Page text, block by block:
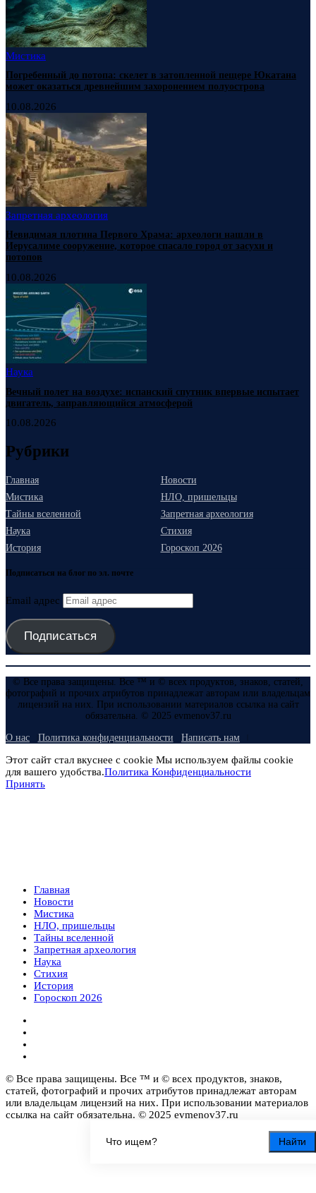
Найти
Мистика
Погребенный до потопа: скелет в затопленной пещере Юкатана
может оказаться древнейшим захоронением полуострова
10.08.2026
Запретная археология
Невидимая плотина Первого Храма: археологи нашли в
Иерусалиме сооружение, которое спасало город от засухи и
потопов
10.08.2026
Наука
Вечный полет на воздухе: испанский спутник впервые испытает
двигатель, заправляющийся атмосферой
10.08.2026
Рубрики
Главная
Новости
Мистика
НЛО, пришельцы
Тайны вселенной
Запретная археология
Наука
Стихия
История
Гороскоп 2026
Подписаться на блог по эл. почте
Email адрес
Подписаться
© Все права защищены. Все ™ и © всех продуктов, знаков, статей,
фотографий и прочих атрибутов принадлежат авторам или владельцам
лицензий на них. При использовании материалов ссылка на сайт
обязательна. © 2025 evmenov37.ru
О нас Политика конфиденциальности Написать нам
Этот сайт стал вкуснее с cookie Мы используем файлы cookie
для вашего удобства.Политика Конфиденциальности
Принять
Главная
Новости
Мистика
НЛО, пришельцы
Тайны вселенной
Запретная археология
Наука
Стихия
История
Гороскоп 2026
© Все права защищены. Все ™ и © всех продуктов, знаков,
статей, фотографий и прочих атрибутов принадлежат авторам
или владельцам лицензий на них. При использовании материалов
ссылка на сайт обязательна. © 2025 evmenov37.ru